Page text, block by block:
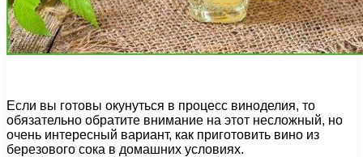
Если вы готовы окунуться в процесс виноделия, то
обязательно обратите внимание на этот несложный, но
очень интересный вариант, как приготовить вино из
березового сока в домашних условиях.